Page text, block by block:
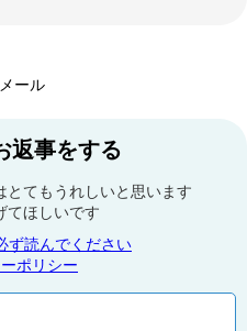
ール
返事をする
とてもうれしいと思います
てほしいです
ず読んでください
ポリシー